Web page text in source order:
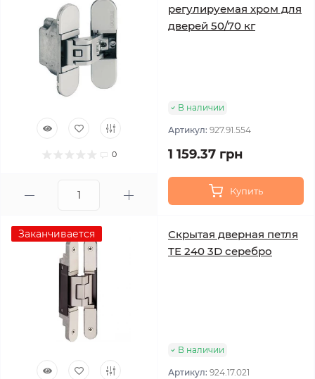
0
регулируемая хром для
дверей 50/70 кг
В наличии
Артикул: 927.91.554
1 159.37 грн
Купить
Заканчивается
Скрытая дверная петля
TE 240 3D серебро
В наличии
Артикул: 924.17.021